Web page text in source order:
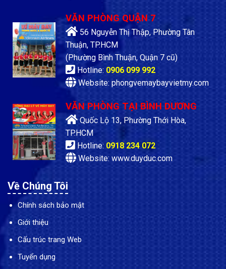
VĂN PHÒNG QUẬN 7
56 Nguyễn Thị Thập, Phường Tân
Thuận, TP.HCM
(Phường Bình Thuận, Quận 7 cũ)
Hotline: 0906 099 992
Website: phongvemaybayvietmy.com
VĂN PHÒNG TẠI BÌNH DƯƠNG
Quốc Lộ 13, Phường Thới Hòa,
TP.HCM
Hotline: 0918 234 072
Website: www.duyduc.com
Về Chúng Tôi
Chính sách bảo mật
Giới thiệu
Cấu trúc trang Web
Tuyển dụng